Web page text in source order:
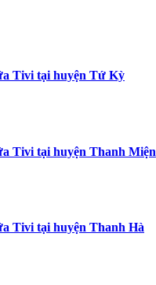
Tivi tại huyện Tứ Kỳ
Tivi tại huyện Thanh Miện
Tivi tại huyện Thanh Hà